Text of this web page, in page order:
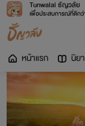
Tunwalai ธัญวลัย
เพื่อประสบการณ์ที่ดีก
หน้าแรก นิย